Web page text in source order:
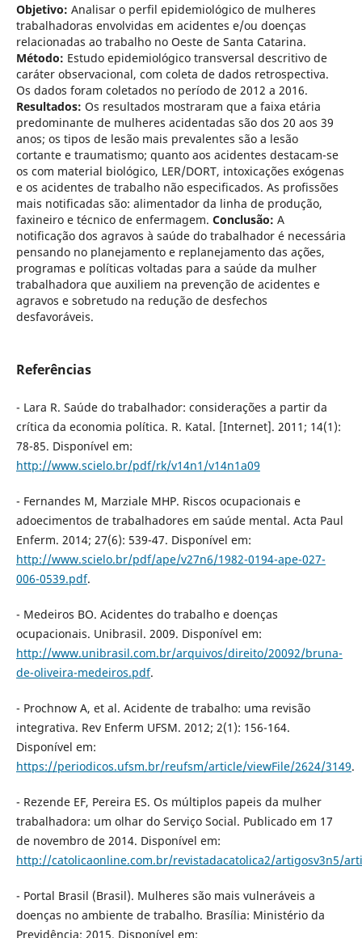
Objetivo: Analisar o perfil epidemiológico de mulheres
trabalhadoras envolvidas em acidentes e/ou doenças
relacionadas ao trabalho no Oeste de Santa Catarina.
Método: Estudo epidemiológico transversal descritivo de
caráter observacional, com coleta de dados retrospectiva.
Os dados foram coletados no período de 2012 a 2016.
Resultados: Os resultados mostraram que a faixa etária
predominante de mulheres acidentadas são dos 20 aos 39
anos; os tipos de lesão mais prevalentes são a lesão
cortante e traumatismo; quanto aos acidentes destacam-se
os com material biológico, LER/DORT, intoxicações exógenas
e os acidentes de trabalho não especificados. As profissões
mais notificadas são: alimentador da linha de produção,
faxineiro e técnico de enfermagem. Conclusão: A
notificação dos agravos à saúde do trabalhador é necessária
pensando no planejamento e replanejamento das ações,
programas e políticas voltadas para a saúde da mulher
trabalhadora que auxiliem na prevenção de acidentes e
agravos e sobretudo na redução de desfechos
desfavoráveis.
Referências
- Lara R. Saúde do trabalhador: considerações a partir da
crítica da economia política. R. Katal. [Internet]. 2011; 14(1):
78-85. Disponível em:
http://www.scielo.br/pdf/rk/v14n1/v14n1a09
- Fernandes M, Marziale MHP. Riscos ocupacionais e
adoecimentos de trabalhadores em saúde mental. Acta Paul
Enferm. 2014; 27(6): 539-47. Disponível em:
http://www.scielo.br/pdf/ape/v27n6/1982-0194-ape-027-
006-0539.pdf.
- Medeiros BO. Acidentes do trabalho e doenças
ocupacionais. Unibrasil. 2009. Disponível em:
http://www.unibrasil.com.br/arquivos/direito/20092/bruna-
de-oliveira-medeiros.pdf.
- Prochnow A, et al. Acidente de trabalho: uma revisão
integrativa. Rev Enferm UFSM. 2012; 2(1): 156-164.
Disponível em:
https://periodicos.ufsm.br/reufsm/article/viewFile/2624/3149.
- Rezende EF, Pereira ES. Os múltiplos papeis da mulher
trabalhadora: um olhar do Serviço Social. Publicado em 17
de novembro de 2014. Disponível em:
http://catolicaonline.com.br/revistadacatolica2/artigosv3n5/
- Portal Brasil (Brasil). Mulheres são mais vulneráveis a
doenças no ambiente de trabalho. Brasília: Ministério da
Previdência; 2015. Disponível em: